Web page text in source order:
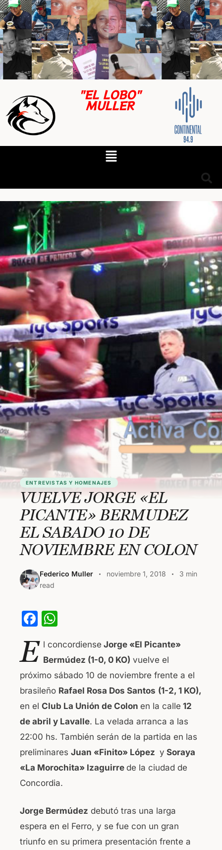
"EL LOBO"
MULLER
ENTREVISTAS Y HOMENAJES
VUELVE JORGE «EL
PICANTE» BERMUDEZ
EL SABADO 10 DE
NOVIEMBRE EN COLON
Federico Muller noviembre 1, 2018
3 min
read
F
c
e
b
o
o
k
at
s
A
p
p
E l concordiense Jorge «El Picante»
Bermúdez (1-0, 0 KO) vuelve el
próximo sábado 10 de noviembre frente a el
brasileño Rafael Rosa Dos Santos (1-2, 1 KO),
en el Club La Unión de Colon en la calle 12
de abril y Lavalle. La velada arranca a las
22:00 hs. También serán de la partida en las
preliminares Juan «Finito» López y Soraya
«La Morochita» Izaguirre de la ciudad de
Concordia.
Jorge Bermúdez debutó tras una larga
espera en el Ferro, y se fue con un gran
triunfo en su primera presentación frente a